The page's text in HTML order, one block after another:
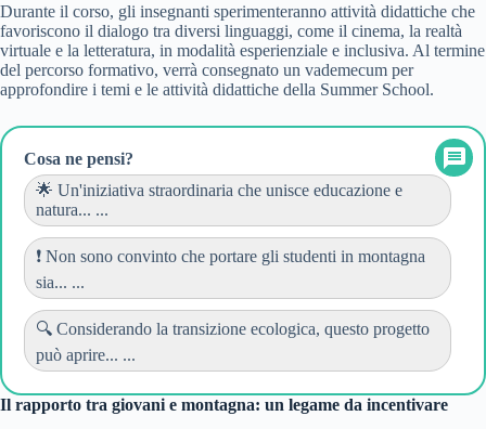
Durante il corso, gli insegnanti sperimenteranno attività didattiche che
favoriscono il dialogo tra diversi linguaggi, come il cinema, la realtà
virtuale e la letteratura, in modalità esperienziale e inclusiva. Al termine
del percorso formativo, verrà consegnato un vademecum per
approfondire i temi e le attività didattiche della Summer School.
Cosa ne pensi?
🌟 Un'iniziativa straordinaria che unisce educazione e
natura... ...
❗ Non sono convinto che portare gli studenti in montagna
sia... ...
🔍 Considerando la transizione ecologica, questo progetto
può aprire... ...
Il rapporto tra giovani e montagna: un legame da incentivare